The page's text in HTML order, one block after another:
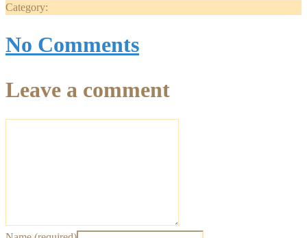
Category:
No Comments
Leave a comment